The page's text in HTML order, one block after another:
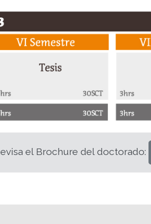
el Brochure del doctorado: